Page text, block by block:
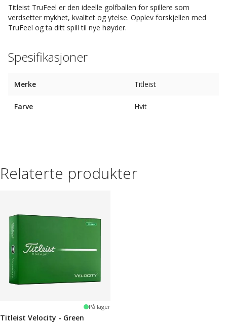
Titleist TruFeel er den ideelle golfballen for spillere som
verdsetter mykhet, kvalitet og ytelse. Opplev forskjellen med
TruFeel og ta ditt spill til nye høyder.
Spesifikasjoner
Merke Titleist
Farve Hvit
Relaterte produkter
På lager
Titleist Velocity - Green